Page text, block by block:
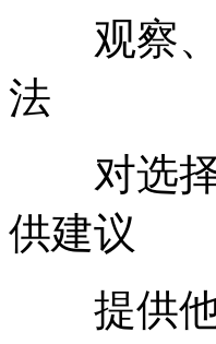
观察、
法
对选择
供建议
提供他